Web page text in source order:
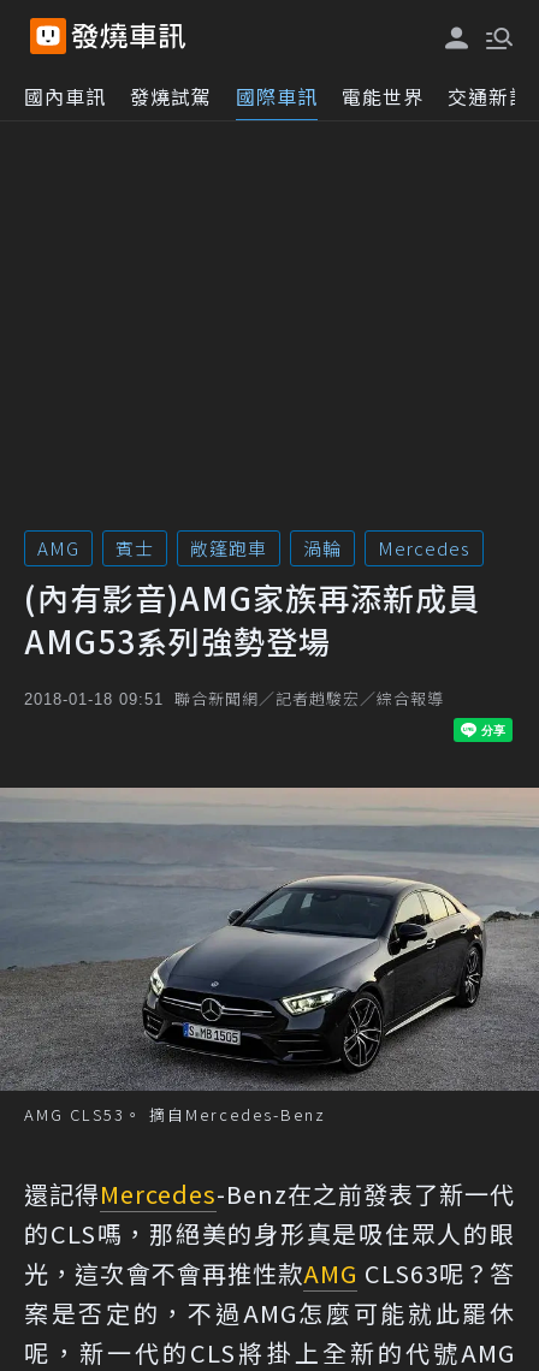
國內車訊 發燒試駕 國際車訊 電能世界 交通新訊
AMG 賓士 敞篷跑車 渦輪 Mercedes
(內有影音)AMG家族再添新成員
AMG53系列強勢登場
2018-01-18 09:51 聯合新聞網／記者趙駿宏／綜合報導
AMG CLS53。 摘自Mercedes-Benz
還記得Mercedes-Benz在之前發表了新一代
的CLS嗎，那絕美的身形真是吸住眾人的眼
光，這次會不會再推性款AMG CLS63呢？答
案是否定的，不過AMG怎麼可能就此罷休
呢，新一代的CLS將掛上全新的代號AMG